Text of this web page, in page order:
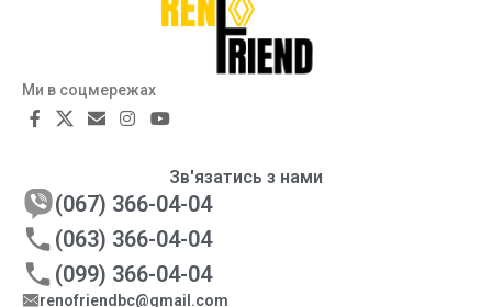
Ми в соцмережах
Зв'язатись з нами
(067) 366-04-04
(063) 366-04-04
(099) 366-04-04
renofriendbc@gmail.com